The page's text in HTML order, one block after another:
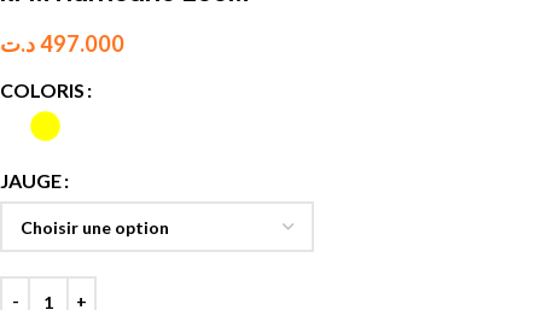
497.000د.ت
COLORIS
JAUGE